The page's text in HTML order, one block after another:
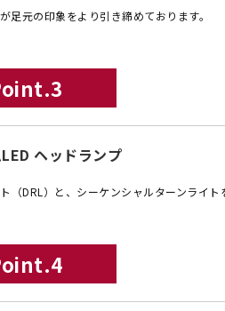
足元の印象をより引き締めております。
ヘッドランプ
DRL）と、シーケンシャルターンライト